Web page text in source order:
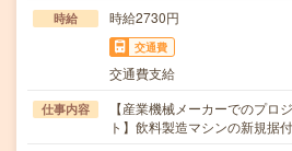
時給 時給2730円
交通費
交通費支給
仕事内容
【産業機械メーカーでのプロ
ト】飲料製造マシンの新規据